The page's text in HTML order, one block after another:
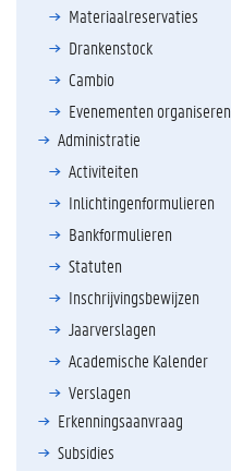
Materiaalreservaties
Drankenstock
Cambio
Evenementen organiseren
Administratie
Activiteiten
Inlichtingenformulieren
Bankformulieren
Statuten
Inschrijvingsbewijzen
Jaarverslagen
Academische Kalender
Verslagen
Erkenningsaanvraag
Subsidies